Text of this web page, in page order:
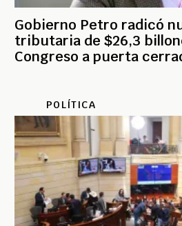
Gobierno Petro radicó
tributaria de $26,3
Congreso a puerta
POLÍTICA